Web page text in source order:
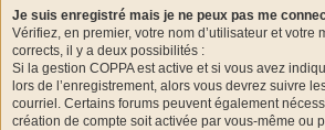
Je suis enregistré mais je ne peux pas me
Vérifiez, en premier, votre nom d’utilisateur et votre
corrects, il y a deux possibilités :
Si la gestion COPPA est active et si vous avez
lors de l’enregistrement, alors vous devrez suivre
courriel. Certains forums peuvent également
création de compte soit activée par vous-même ou